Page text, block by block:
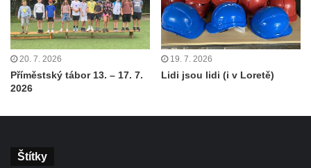
20. 7. 2026
Příměstský tábor 13. – 17. 7.
2026
19. 7. 2026
Lidi jsou lidi (i v Loretě)
Štítky